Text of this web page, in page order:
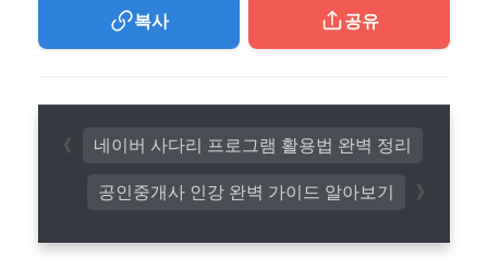
복사 공유
공인중개사 인강 완벽 가이드 알아보기
네이버 사다리 프로그램 활용법 완벽 정리